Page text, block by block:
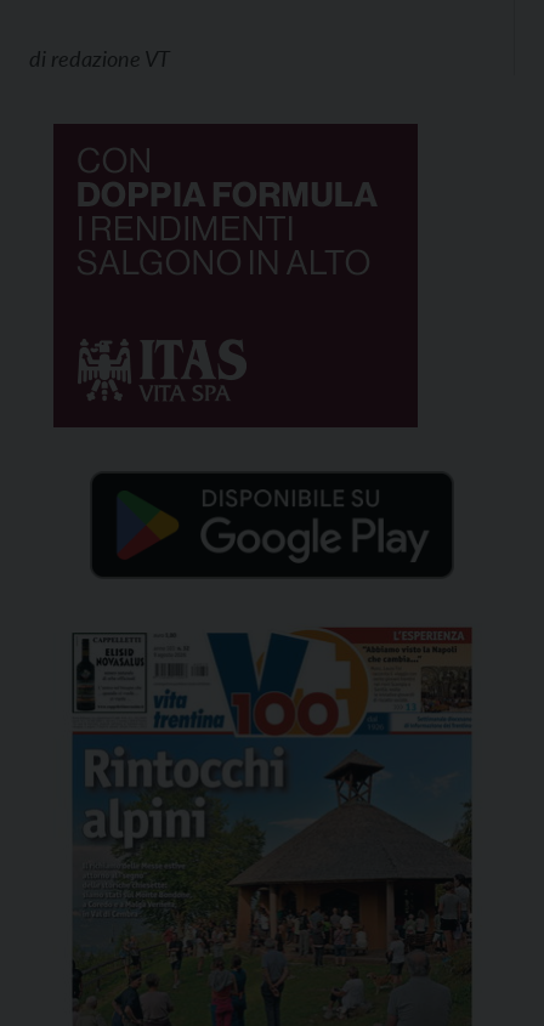
di redazione VT